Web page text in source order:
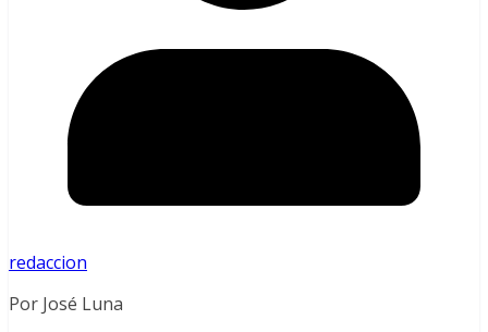
redaccion
Por José Luna